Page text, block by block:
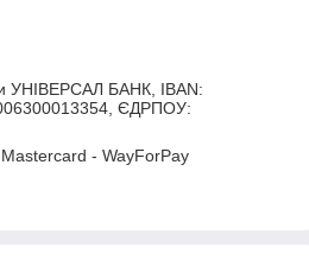
УНІВЕРСАЛ БАНК, IBAN:
ЄДРПОУ:
- WayForPay